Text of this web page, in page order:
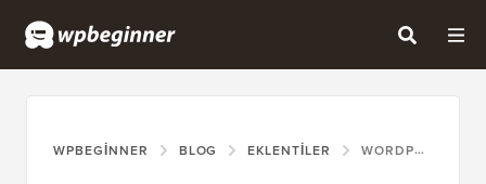
WPBEGINNER BLOG EKLENTILER WORDPRESS'TE TAM SITE YÖNLENDIRMESI NASIL YAPILIR (YENI BAŞLAYANLAR İÇIN KILAVUZ)